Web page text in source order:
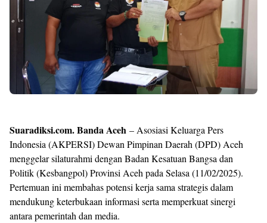
Suaradiksi.com. Banda Aceh – Asosiasi Keluarga Pers
Indonesia (AKPERSI) Dewan Pimpinan Daerah (DPD) Aceh
menggelar silaturahmi dengan Badan Kesatuan Bangsa dan
Politik (Kesbangpol) Provinsi Aceh pada Selasa (11/02/2025).
Pertemuan ini membahas potensi kerja sama strategis dalam
mendukung keterbukaan informasi serta memperkuat sinergi
antara pemerintah dan media.